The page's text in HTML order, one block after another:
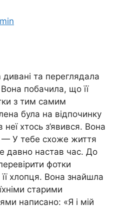
та переглядала
побачила, що її
з тим самим
була на відпочинку
хтось з’явився. Вона
— У тебе схоже життя
давно настав час. До
фотки
хлопця. Вона знайшла
старими
написано: «Я і мій